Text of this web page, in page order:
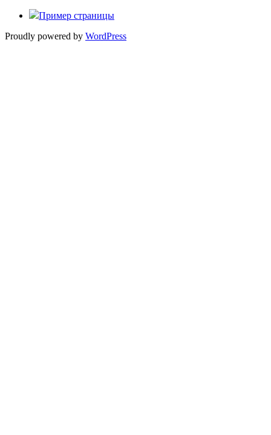
Пример страницы
Proudly powered by WordPress